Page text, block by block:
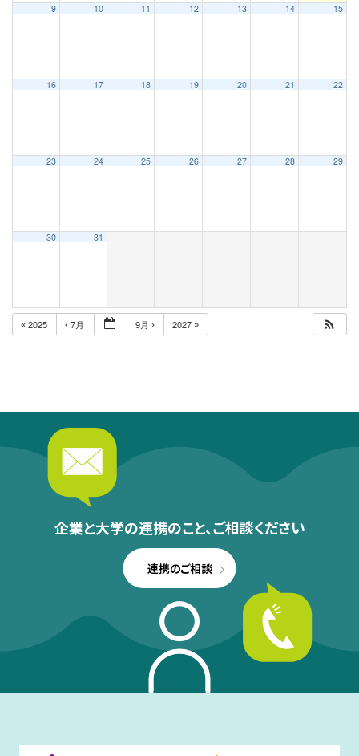
9 10 11 12 13 14 15
16 17 18 19 20 21 22
23 24 25 26 27 28 29
30 31
2025 7月 9月 2027
企業と大学の連携のこと、ご相談ください
連携のご相談